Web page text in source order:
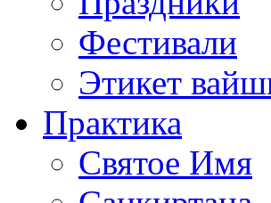
Фестивали
Этикет
Практика
Святое Имя